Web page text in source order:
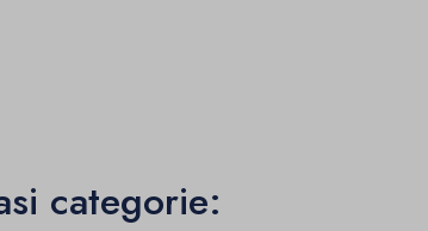
categorie: